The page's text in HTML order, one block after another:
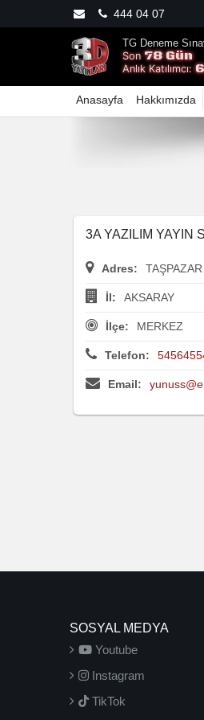
444 04 07
TG Deneme
Son78 Gün
Anlık Katılımcı:
Anasayfa Hakkımızda
3A YAZILIM YAYIN
Adres:
İl: AKSARAY
İlçe: MERKEZ
Telefon:
Email:
SOSYAL MEDYA
Youtube
Instagram
TikTok